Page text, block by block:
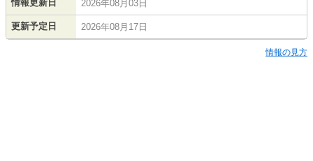
情報更新日 2026年08月03日
更新予定日 2026年08月17日
情報の見方